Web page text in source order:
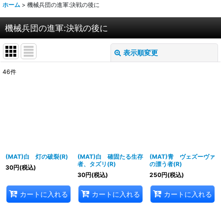
ホーム > 機械兵団の進軍:決戦の後に
機械兵団の進軍:決戦の後に
表示順変更
サブカテゴリ
絞り込む
46件
(MAT)白 灯の破裂(R)
30円(税込)
カートに入れる
(MAT)白 確固たる生存
者、タズリ(R)
30円(税込)
カートに入れる
(MAT)青 ヴェズーヴァ
の漂う者(R)
250円(税込)
カートに入れる